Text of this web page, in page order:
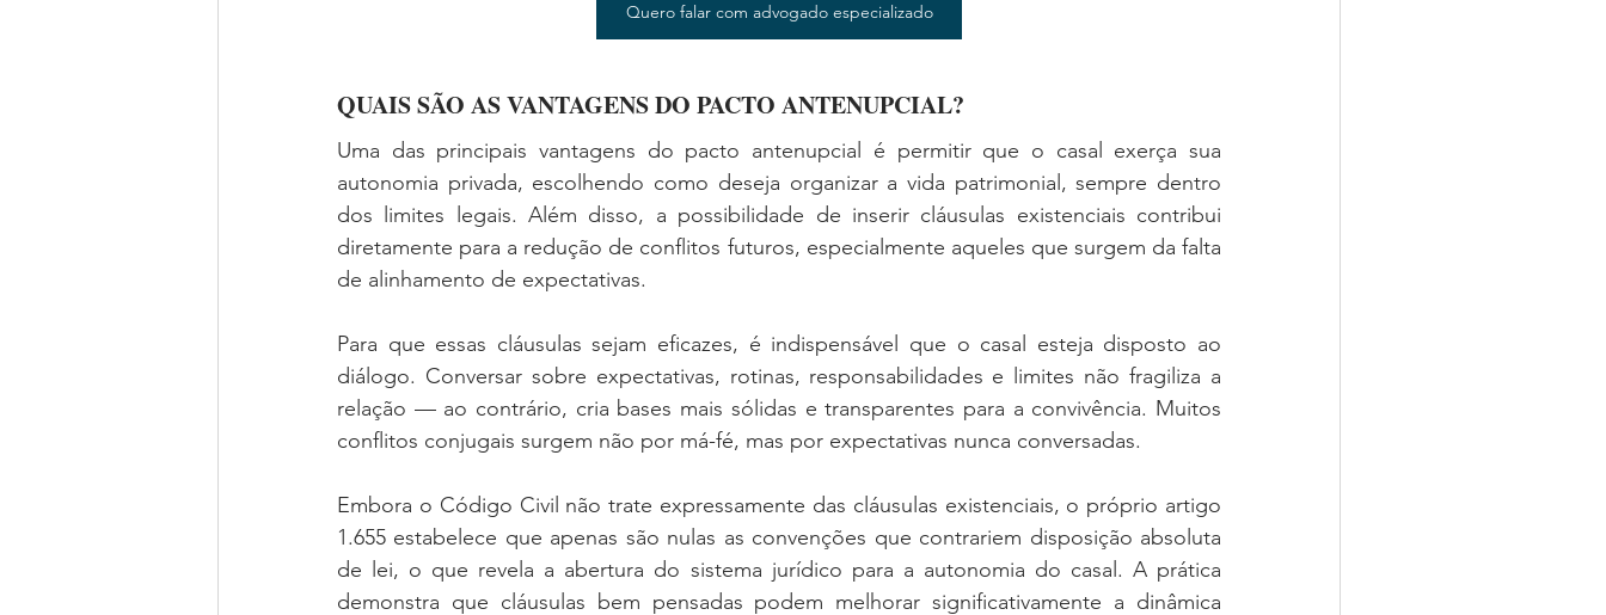
Quero falar com advogado especializado
QUAIS SÃO AS VANTAGENS DO PACTO ANTENUPCIAL?
Uma das principais vantagens do pacto antenupcial é permitir que o casal exerça sua
autonomia privada, escolhendo como deseja organizar a vida patrimonial, sempre dentro
dos limites legais. Além disso, a possibilidade de inserir cláusulas existenciais contribui
diretamente para a redução de conflitos futuros, especialmente aqueles que surgem da falta
de alinhamento de expectativas.
Para que essas cláusulas sejam eficazes, é indispensável que o casal esteja disposto ao
diálogo. Conversar sobre expectativas, rotinas, responsabilidades e limites não fragiliza a
relação — ao contrário, cria bases mais sólidas e transparentes para a convivência. Muitos
conflitos conjugais surgem não por má-fé, mas por expectativas nunca conversadas.
Embora o Código Civil não trate expressamente das cláusulas existenciais, o próprio artigo
1.655 estabelece que apenas são nulas as convenções que contrariem disposição absoluta
de lei, o que revela a abertura do sistema jurídico para a autonomia do casal. A prática
demonstra que cláusulas bem pensadas podem melhorar significativamente a dinâmica